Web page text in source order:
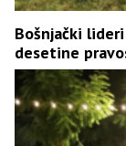
Bošnjački
desetine